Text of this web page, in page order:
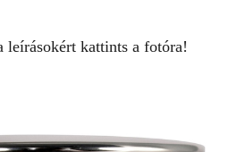
leírásokért kattints a fotóra!